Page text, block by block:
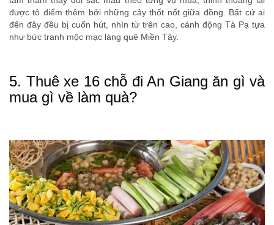
được tô điểm thêm bởi những cây thốt nốt giữa đồng. Bất cứ ai
đến đây đều bị cuốn hút, nhìn từ trên cao, cánh động Tà Pạ tựa
như bức tranh mộc mạc làng quê Miền Tây.
5. Thuê xe 16 chỗ đi An Giang ăn gì và
mua gì về làm quà?